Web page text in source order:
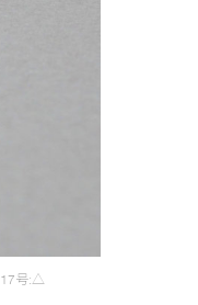
17号:△